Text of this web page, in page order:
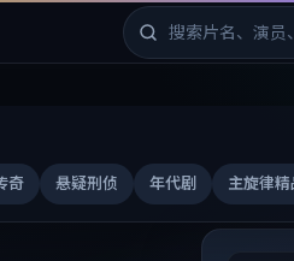
奇 悬疑刑侦 年代剧 主旋律精